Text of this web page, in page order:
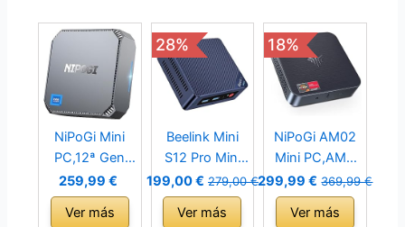
NiPoGi Mini
PC,12ª Gen
Intel Alder
Lake-N100
(hasta
259,99 €
Ver más
28%
Beelink Mini
S12 Pro Mini
PC, Mini
Ordenador de
Sobremesa
199,00 € 279,00 €
Ver más
18%
NiPoGi AM02
Mini PC,AMD
Ryzen 7
3750H,16 GB
DDR4 / 512 GB
299,99 € 369,99 €
Ver más